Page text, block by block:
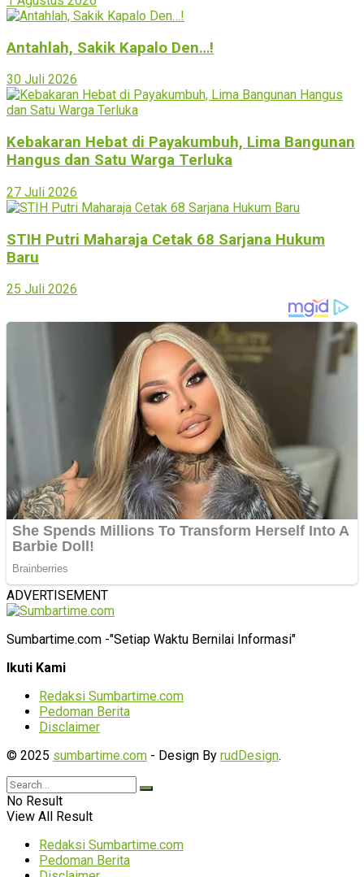
Antahlah, Sakik Kapalo Den…!
30 Juli 2026
Kebakaran Hebat di Payakumbuh, Lima Bangunan
Hangus dan Satu Warga Terluka
27 Juli 2026
STIH Putri Maharaja Cetak 68 Sarjana Hukum
Baru
25 Juli 2026
ADVERTISEMENT
Sumbartime.com -"Setiap Waktu Bernilai Informasi"
Ikuti Kami
Redaksi Sumbartime.com
Pedoman Berita
Disclaimer
© 2025 sumbartime.com - Design By rudDesign.
No Result
View All Result
Redaksi Sumbartime.com
Pedoman Berita